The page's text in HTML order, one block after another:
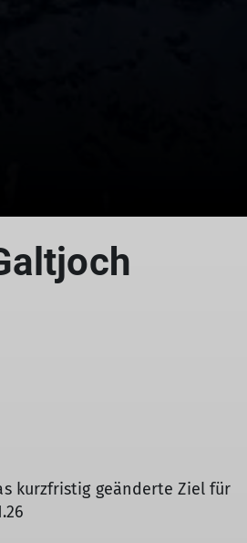
kurzfristig geänderte Ziel für